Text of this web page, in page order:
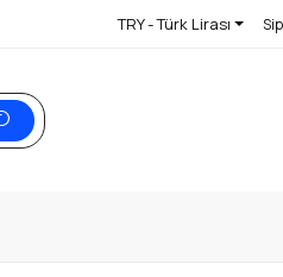
TRY - Türk Lirası